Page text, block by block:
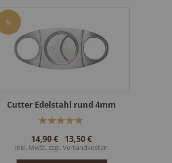
%
Cutter Edelstahl rund 4mm
13,50 €
inkl. MwSt, zzgl.Versandkosten
14,90 €
Bewertung: